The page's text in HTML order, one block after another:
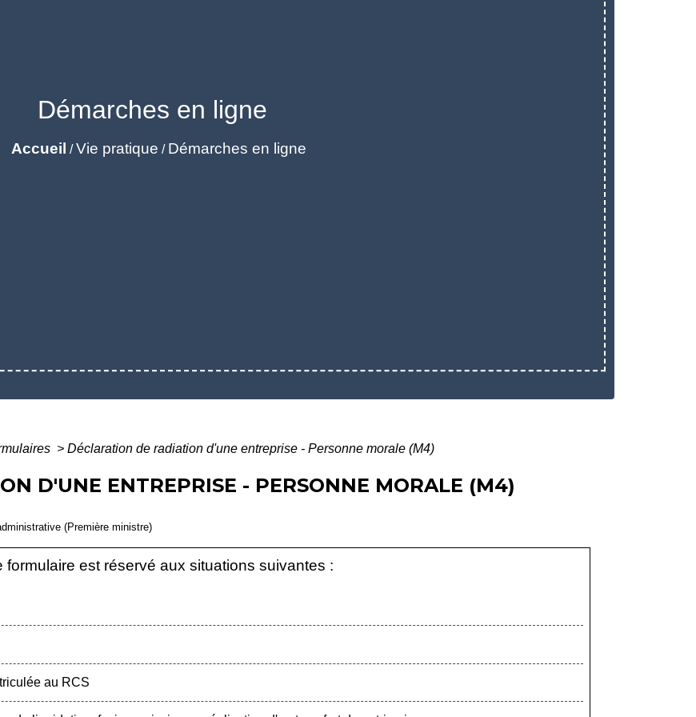
Démarches en ligne
Accueil /Vie pratique / Démarches en ligne
> Déclaration de radiation d'une entreprise - Personne morale (M4)
D'UNE ENTREPRISE - PERSONNE MORALE (M4)
(Première ministre)
formulaire est réservé aux situations suivantes :
au RCS